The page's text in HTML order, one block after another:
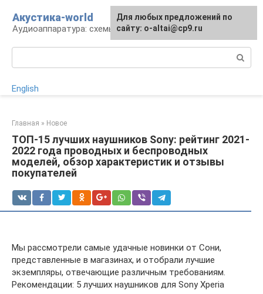
контенту
Акустика-world
Аудиоаппаратура: схемы и работа
English
Главная » Новое
ТОП-15 лучших наушников Sony: рейтинг 2021-
2022 года проводных и беспроводных
моделей, обзор характеристик и отзывы
покупателей
Мы рассмотрели самые удачные новинки от Сони,
представленные в магазинах, и отобрали лучшие
экземпляры, отвечающие различным требованиям.
Рекомендации: 5 лучших наушников для Sony Xperia
Для любых предложений по
сайту: o-altai@cp9.ru